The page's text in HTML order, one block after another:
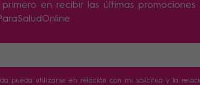
en recibir las últimas promociones
pueda utilizarse en relación con mi solicitud y la